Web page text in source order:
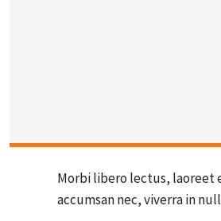
Morbi libero lectus, laoreet
accumsan nec, viverra in